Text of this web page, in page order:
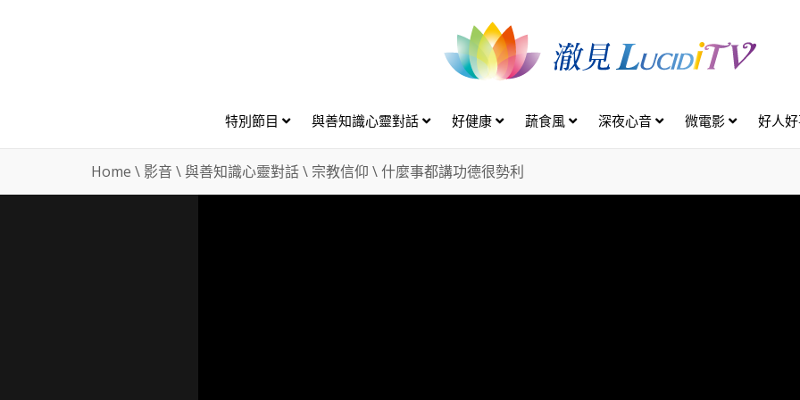
特別節目 與善知識心靈對話 好健康 蔬食風 深夜心音 微電影 好人
Home \ 影音 \與善知識心靈對話\ 宗教信仰 \什麼事都講功德很勢利